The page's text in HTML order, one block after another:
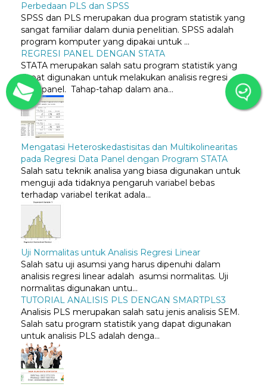
Perbedaan PLS dan SPSS
SPSS dan PLS merupakan dua program statistik yang
sangat familiar dalam dunia penelitian. SPSS adalah
program komputer yang dipakai untuk ...
REGRESI PANEL DENGAN STATA
STATA merupakan salah satu program statistik yang
dapat digunakan untuk melakukan analisis regresi
data panel. Tahap-tahap dalam ana...
Mengatasi Heteroskedastisitas dan Multikolinearitas
pada Regresi Data Panel dengan Program STATA
Salah satu teknik analisa yang biasa digunakan untuk
menguji ada tidaknya pengaruh variabel bebas
terhadap variabel terikat adala...
Uji Normalitas untuk Analisis Regresi Linear
Salah satu uji asumsi yang harus dipenuhi dalam
analisis regresi linear adalah asumsi normalitas. Uji
normalitas digunakan untu...
TUTORIAL ANALISIS PLS DENGAN SMARTPLS3
Analisis PLS merupakan salah satu jenis analisis SEM.
Salah satu program statistik yang dapat digunakan
untuk analisis PLS adalah denga...